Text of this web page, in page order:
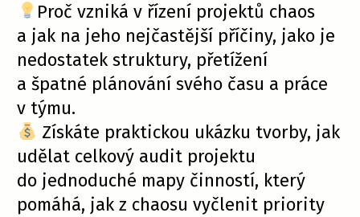
Proč vzniká v řízení projektů chaos
a jak na jeho nejčastější příčiny, jako je
nedostatek struktury, přetížení
a špatné plánování svého času a práce
v týmu.
Získáte praktickou ukázku tvorby, jak
udělat celkový audit projektu
do jednoduché mapy činností, který
pomáhá, jak z chaosu vyčlenit priority